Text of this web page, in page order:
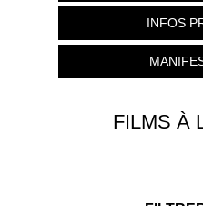
INFOS
FILMS À